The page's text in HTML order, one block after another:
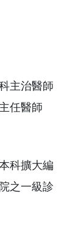
主治醫師
任醫師
科擴大編
之一級診